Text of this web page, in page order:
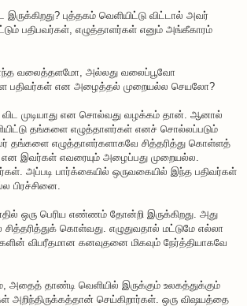
புத்தகம் வெளியிட்டு விட்டால் அவர்
பதிபவர்கள், எழுத்தாளர்கள் எனும் அங்கீகாரம்
வலைத்தளமோ, அல்லது வலைப்பூவோ
பதிவர்கள் என அழைத்தல் முறையல்ல செயலோ?
விட முடியாது என சொல்வது வழக்கம் தான். ஆனால்
தங்களை எழுத்தாளர்கள் எனச் சொல்லப்படும்
தங்களை எழுத்தாளர்களாகவே சித்தரித்து கொள்ளத்
இவர்கள் எவரையும் அழைப்பது முறையல்ல.
அப்படி பார்க்கையில் ஒருவகையில் இந்த பதிவர்கள்
பிரச்சினை.
ஒரு பெரிய எண்ணம் தோன்றி இருக்கிறது. அது
கொள்வது. எழுதுவதால் மட்டுமே எல்லா
விபரீதமான கனவுதனை மிகவும் நேர்த்தியாகவே
அதைத் தாண்டி வெளியில் இருக்கும் உலகத்துக்கும்
செய்கிறார்கள். ஒரு விஷயத்தை